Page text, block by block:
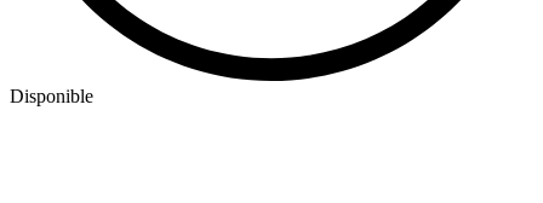
Disponible